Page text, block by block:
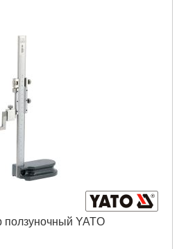
1
ползуночный YATO